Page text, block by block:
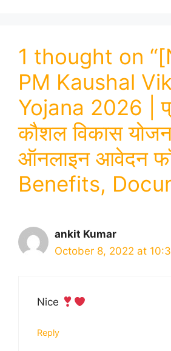
1 thought on
PM Kaushal
Yojana 2026 |
कौशल विकास
ऑनलाइन आवेदन
Benefits,
ankit Kumar
October 8, 2022 at
Nice
Reply